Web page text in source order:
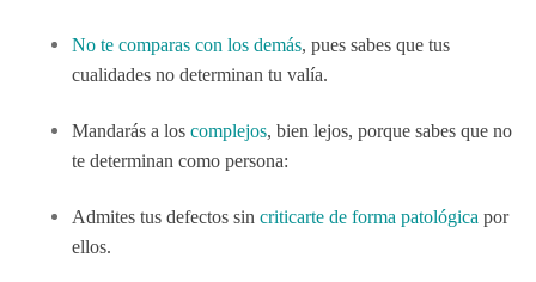
No te comparas con los demás, pues sabes que tus
cualidades no determinan tu valía.
Mandarás a los complejos, bien lejos, porque sabes que no
te determinan como persona:
Admites tus defectos sin criticarte de forma patológica por
ellos.